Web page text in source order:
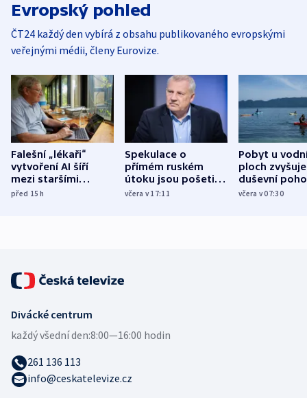
Evropský pohled
ČT24 každý den vybírá z obsahu publikovaného evropskými
veřejnými médii, členy Eurovize.
Falešní „lékaři“
vytvoření AI šíří
mezi staršími
Poláky nebezpečné
před 15h
Spekulace o
přímém ruském
útoku jsou pošetilé,
míní estonský
včera v 17:11
Pobyt u
ploch zvyšuje
duševní
ukázala
včera v 07:30
Divácké centrum
každý všední den:8:00—16:00 hodin
261 136 113
info@ceskatelevize.cz